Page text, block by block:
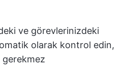
ve görevlerinizdeki
olarak kontrol edin,
gerekmez